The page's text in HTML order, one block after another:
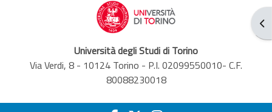
Università degli Studi di Torino
Via Verdi, 8 - 10124 Torino - P.I. 02099550010- C.F.
80088230018